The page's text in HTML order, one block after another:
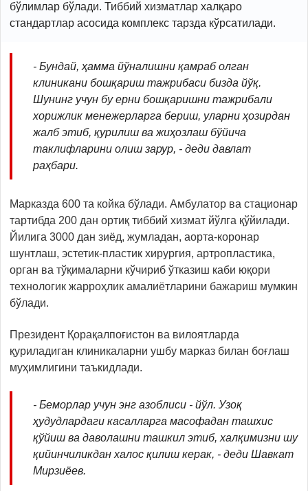
бўлимлар бўлади. Тиббий хизматлар халқаро
стандартлар асосида комплекс тарзда кўрсатилади.
- Бундай, ҳамма йўналишни қамраб олган
клиникани бошқариш тажрибаси бизда йўқ.
Шунинг учун бу ерни бошқаришни тажрибали
хорижлик менежерларга бериш, уларни ҳозирдан
жалб этиб, қурилиш ва жиҳозлаш бўйича
таклифларини олиш зарур, - деди давлат
раҳбари.
Марказда 600 та койка бўлади. Амбулатор ва стационар
тартибда 200 дан ортиқ тиббий хизмат йўлга қўйилади.
Йилига 3000 дан зиёд, жумладан, аорта-коронар
шунтлаш, эстетик-пластик хирургия, артропластика,
орган ва тўқималарни кўчириб ўтказиш каби юқори
технологик жарроҳлик амалиётларини бажариш мумкин
бўлади.
Президент Қорақалпоғистон ва вилоятларда
қуриладиган клиникаларни ушбу марказ билан боғлаш
муҳимлигини таъкидлади.
- Беморлар учун энг азоблиси - йўл. Узоқ
ҳудудлардаги касалларга масофадан ташхис
қўйиш ва даволашни ташкил этиб, халқимизни шу
қийинчиликдан халос қилиш керак, - деди Шавкат
Мирзиёев.